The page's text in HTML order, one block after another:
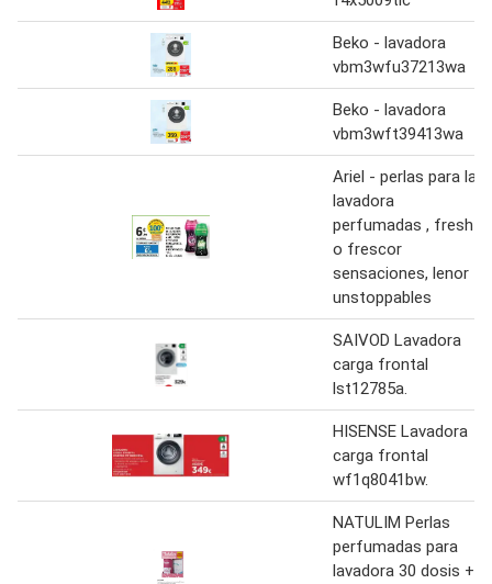
Beko - lavadora
vbm3wfu37213wa
Beko - lavadora
vbm3wft39413wa
Ariel - perlas para la
lavadora
perfumadas , fresh
o frescor
sensaciones, lenor
unstoppables
SAIVOD Lavadora
carga frontal
lst12785a.
HISENSE Lavadora
carga frontal
wf1q8041bw.
NATULIM Perlas
perfumadas para
lavadora 30 dosis +